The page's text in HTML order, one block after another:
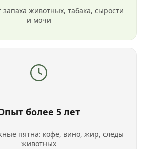
запаха животных, табака, сырости
и мочи
более 5 лет
пятна: кофе, вино, жир, следы
животных